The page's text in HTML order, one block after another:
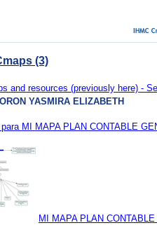
(3)
and resources (previously here) -
YASMIRA ELIZABETH
para MI MAPA PLAN CONTABLE
MI MAPA PLAN